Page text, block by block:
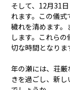
そして、12月31
れます。この儀
穢れを清めます
します。これら
切な時間となりま
年の瀬には、荘厳
きを過ごし、新